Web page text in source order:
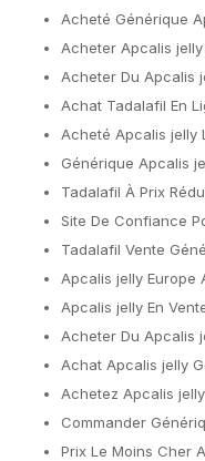
Acheté Générique
Acheter Apcalis
Acheter Du Apcalis
Achat Tadalafil En
Acheté Apcalis jelly
Générique Apcalis
Tadalafil À Prix
Site De Confiance
Tadalafil Vente
Apcalis jelly Europe
Apcalis jelly En
Acheter Du Apcalis
Achat Apcalis jelly
Achetez Apcalis
Commander
Prix Le Moins Cher